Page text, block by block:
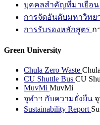
บุคคลสำคัญที่มาเยือน
การจัดอันดับมหาวิทย
การรับรองหลักสูตร ก
Green University
Chula Zero Waste
CU Shuttle Bus CU
MuvMi MuvMi
จุฬาฯ กับความยั่งยืน
Sustainability Report